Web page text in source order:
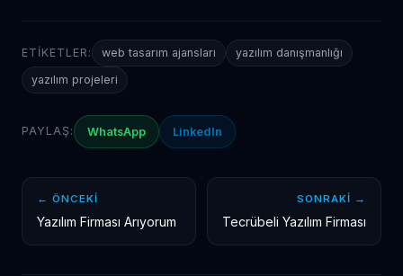
ETIKETLER: web tasarım ajansları
yazılım danışmanlığı
yazılım projeleri
PAYLAŞ: WhatsApp LinkedIn
← ÖNCEKI
Yazılım Firması Arıyorum
SONRAKI →
Tecrübeli Yazılım Firması